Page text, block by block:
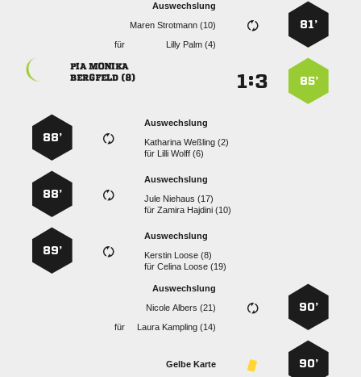
81’
Auswechslung
  
für
  
85’
:
 
 
Auswechslung
  
für   
88’
Auswechslung
  
für  
88’
Auswechslung
  
für  
89’
90’
Auswechslung
  
für
  
90’
Gelbe Karte